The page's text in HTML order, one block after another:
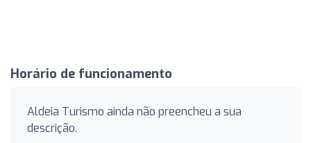
Horário de funcionamento
Aldeia Turismo ainda não preencheu a sua
descrição.